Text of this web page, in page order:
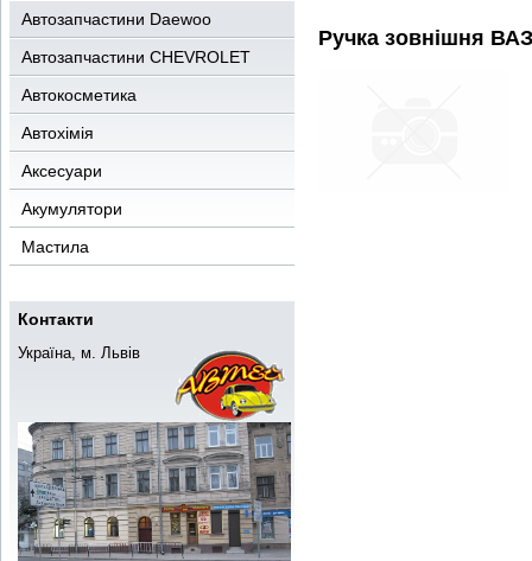
Автозапчастини Daewoo
Автозапчастини CHEVROLET
Автокосметика
Автохімія
Аксесуари
Акумулятори
Мастила
Контакти
Україна, м. Львів
Ручка зовнішня